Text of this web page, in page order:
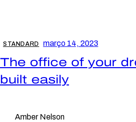
STANDARD março 14, 2023
The office of your
built easily
Amber Nelson